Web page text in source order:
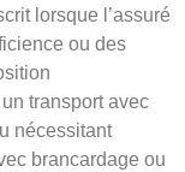
lorsque l’assuré
ou des
transport avec
nécessitant
brancardage ou